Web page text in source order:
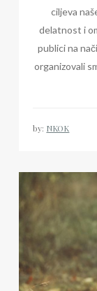
ciljeva
delatnost i
publici na
organizovali
by: NKOK